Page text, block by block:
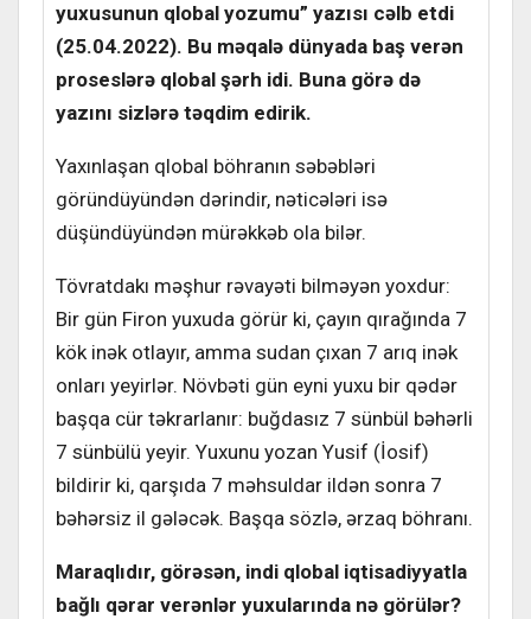
yuxusunun qlobal yozumu” yazısı cəlb etdi
(25.04.2022). Bu məqalə dünyada baş verən
proseslərə qlobal şərh idi. Buna görə də
yazını sizlərə təqdim edirik.
Yaxınlaşan qlobal böhranın səbəbləri
göründüyündən dərindir, nəticələri isə
düşündüyündən mürəkkəb ola bilər.
Tövratdakı məşhur rəvayəti bilməyən yoxdur:
Bir gün Firon yuxuda görür ki, çayın qırağında 7
kök inək otlayır, amma sudan çıxan 7 arıq inək
onları yeyirlər. Növbəti gün eyni yuxu bir qədər
başqa cür təkrarlanır: buğdasız 7 sünbül bəhərli
7 sünbülü yeyir. Yuxunu yozan Yusif (İosif)
bildirir ki, qarşıda 7 məhsuldar ildən sonra 7
bəhərsiz il gələcək. Başqa sözlə, ərzaq böhranı.
Maraqlıdır, görəsən, indi qlobal iqtisadiyyatla
bağlı qərar verənlər yuxularında nə görülər?